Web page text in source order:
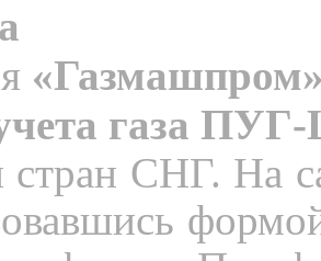
газа
стран СНГ. На